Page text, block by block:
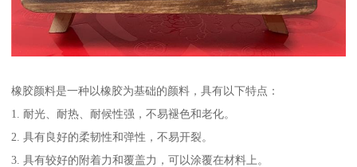
橡胶颜料是一种以橡胶为基础的颜料，具有以下特点：
1. 耐光、耐热、耐候性强，不易褪色和老化。
2. 具有良好的柔韧性和弹性，不易开裂。
3. 具有较好的附着力和覆盖力，可以涂覆在材料上。